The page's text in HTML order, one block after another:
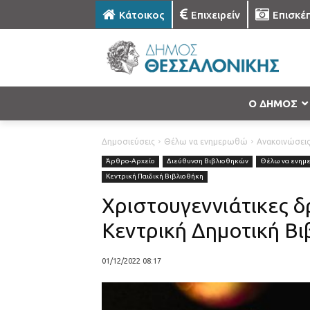
Κάτοικος Επιχειρείν
Ο ΔΗΜΟΣ
Δημοσιεύσεις Θέλω να ενημερωθώ Ανακοινώσεις
Άρθρο-Αρχείο Διεύθυνση Βιβλιοθηκών Θέλω να
Κεντρική Παιδική Βιβλιοθήκη
Χριστουγεννιάτικες
Κεντρική Δημοτική
01/12/2022 08:17